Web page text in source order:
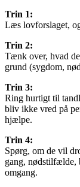
Trin 1:
Læs lovforslaget,
Trin 2:
Tænk over, hvad
grund (sygdom,
Trin 3:
Ring hurtigt til
bliv ikke vred på
hjælpe.
Trin 4:
Spørg, om de vil
gang, nødstilfælde,
omgang.